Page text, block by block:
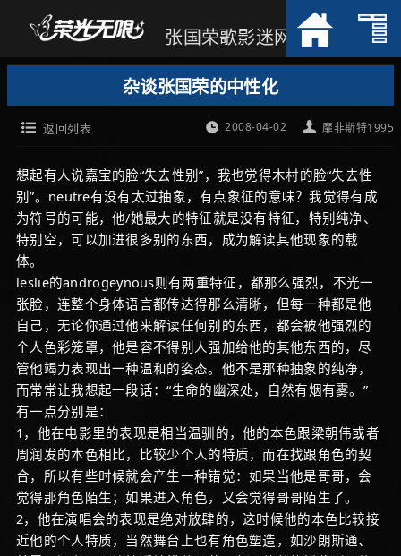
张国荣歌影迷网
杂谈张国荣的中性化
靡非斯特1995
2008-04-02
返回列表
想起有人说嘉宝的脸“失去性别”，我也觉得木村的脸“失去性
别”。neutre有没有太过抽象，有点象征的意味？我觉得有成
为符号的可能，他/她最大的特征就是没有特征，特别纯净、
特别空，可以加进很多别的东西，成为解读其他现象的载
体。
leslie的androgeynous则有两重特征，都那么强烈，不光一
张脸，连整个身体语言都传达得那么清晰，但每一种都是他
自己，无论你通过他来解读任何别的东西，都会被他强烈的
个人色彩笼罩，他是容不得别人强加给他的其他东西的，尽
管他竭力表现出一种温和的姿态。他不是那种抽象的纯净，
而常常让我想起一段话：“生命的幽深处，自然有烟有雾。”
有一点分别是：
1，他在电影里的表现是相当温驯的，他的本色跟梁朝伟或者
周润发的本色相比，比较少个人的特质，而在找跟角色的契
合，所以有些时候就会产生一种错觉：如果当他是哥哥，会
觉得那角色陌生；如果进入角色，又会觉得哥哥陌生了。
2，他在演唱会的表现是绝对放肆的，这时候他的本色比较接
近他的个人特质，当然舞台上也有角色塑造，如沙朗斯通、